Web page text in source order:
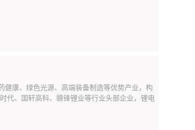
健康、绿色光源、高端装备制造等优势产业，构
代、国轩高科、赣锋锂业等行业头部企业，锂电